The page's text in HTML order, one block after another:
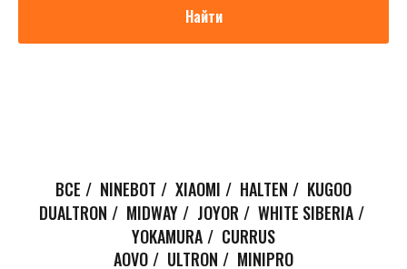
Найти
ВСЕ / NINEBOT / XIAOMI / HALTEN / KUGOO
DUALTRON / MIDWAY / JOYOR / WHITE SIBERIA /
YOKAMURA / CURRUS
AOVO / ULTRON / MINIPRO